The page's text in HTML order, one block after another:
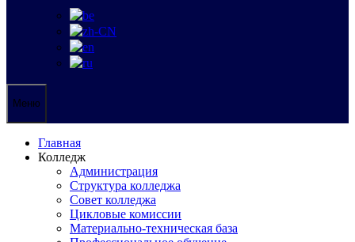
Меню
Главная
Колледж
Администрация
Структура колледжа
Совет колледжа
Цикловые комиссии
Материально-техническая база